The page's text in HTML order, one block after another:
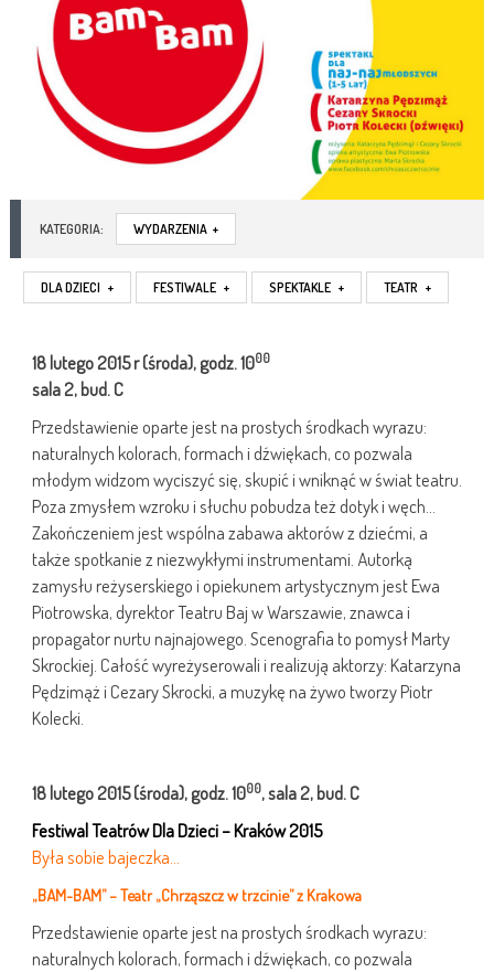
KATEGORIA: WYDARZENIA +
DLA DZIECI + FESTIWALE + SPEKTAKLE + TEATR +
18 lutego2015 r(środa), godz. 1000
sala2, bud. C
Przedstawienie oparte jest na prostych środkach wyrazu:
naturalnych kolorach, formach i dźwiękach, co pozwala
młodym widzom wyciszyć się, skupić i wniknąć w świat teatru.
Poza zmysłem wzroku i słuchu pobudza też dotyk i węch…
Zakończeniem jest wspólna zabawa aktorów z dziećmi, a
także spotkanie z niezwykłymi instrumentami. Autorką
zamysłu reżyserskiego i opiekunem artystycznym jest Ewa
Piotrowska, dyrektor Teatru Baj w Warszawie, znawca i
propagator nurtu najnajowego. Scenografia to pomysł Marty
Skrockiej. Całość wyreżyserowali i realizują aktorzy: Katarzyna
Pędzimąż i Cezary Skrocki, a muzykę na żywo tworzy Piotr
Kolecki.
18 lutego2015(środa), godz. 1000, sala 2, bud. C
Festiwal Teatrów Dla Dzieci – Kraków 2015
Była sobie bajeczka…
„BAM-BAM” – Teatr „Chrząszcz w trzcinie” z Krakowa
Przedstawienie oparte jest na prostych środkach wyrazu:
naturalnych kolorach, formach i dźwiękach, co pozwala